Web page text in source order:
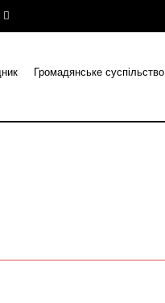
Громадянське суспільство